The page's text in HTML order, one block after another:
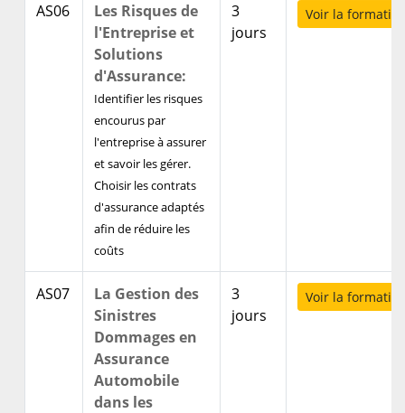
AS06
Les Risques de
l'Entreprise et
Solutions
d'Assurance:
Identifier les risques
encourus par
l'entreprise à assurer
et savoir les gérer.
Choisir les contrats
d'assurance adaptés
afin de réduire les
coûts
3
jours
Voir la
AS07
La Gestion des
Sinistres
Dommages en
Assurance
Automobile
dans les
3
jours
Voir la